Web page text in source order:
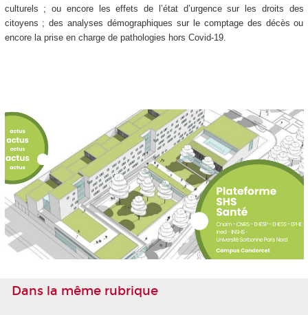
culturels ; ou encore les effets de l’état d’urgence sur les droits des
citoyens ; des analyses démographiques sur le comptage des décès ou
encore la prise en charge de pathologies hors Covid-19.
Dans la même rubrique